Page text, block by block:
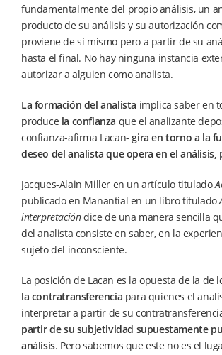
fundamentalmente del propio análisis, un
producto de su análisis y su autorización
proviene de sí mismo pero a partir de su
hasta el final. No hay ninguna instancia
autorizar a alguien como analista.
La formación del analista implica saber en
produce la confianza que el analizante
confianza-afirma Lacan-gira en torno a la
deseo del analista que opera en el análisis,
Jacques-Alain Miller en un artículo titulado
publicado en Manantial en un libro titulado
interpretacióndice de una manera sencilla
del analista consiste en saber, en la
sujeto del inconsciente.
La posición de Lacan es la opuesta de la de
la contratransferencia para quienes el
interpretar a partir de su
partir de su subjetividad supuestamente
análisis. Pero sabemos que este no es el